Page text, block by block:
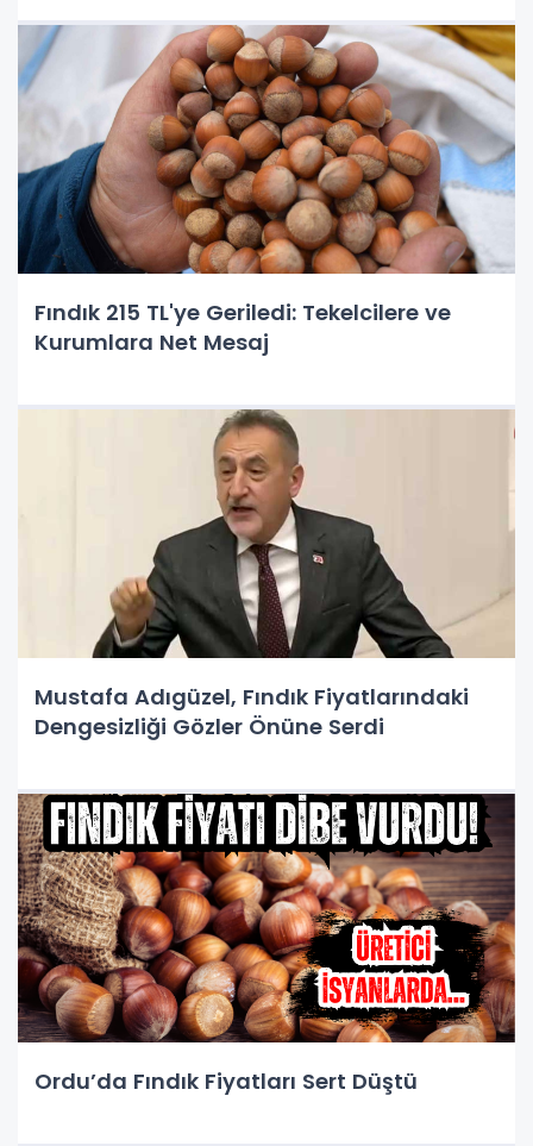
Fındık 215 TL'ye Geriledi: Tekelcilere ve
Kurumlara Net Mesaj
Mustafa Adıgüzel, Fındık Fiyatlarındaki
Dengesizliği Gözler Önüne Serdi
Ordu’da Fındık Fiyatları Sert Düştü